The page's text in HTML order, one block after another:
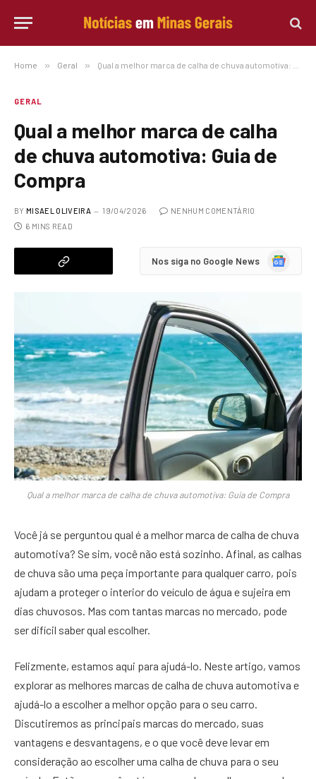
Home » Geral » Qual a melhor marca de calha de chuva automotiva: Guia de Compra
GERAL
Qual a melhor marca de calha
de chuva automotiva: Guia de
Compra
BY MISAEL OLIVEIRA 19/04/2026
NENHUM COMENTÁRIO
6 MINS READ
Nos siga no Google News
Google
Qual a melhor marca de calha de chuva automotiva: Guia de Compra
Você já se perguntou qual é a melhor marca de calha de chuva
automotiva? Se sim, você não está sozinho. Afinal, as calhas
de chuva são uma peça importante para qualquer carro, pois
ajudam a proteger o interior do veículo de água e sujeira em
dias chuvosos. Mas com tantas marcas no mercado, pode
ser difícil saber qual escolher.
Felizmente, estamos aqui para ajudá-lo. Neste artigo, vamos
explorar as melhores marcas de calha de chuva automotiva e
ajudá-lo a escolher a melhor opção para o seu carro.
Discutiremos as principais marcas do mercado, suas
vantagens e desvantagens, e o que você deve levar em
consideração ao escolher uma calha de chuva para o seu